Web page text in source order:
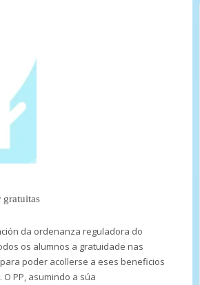
gratuitas
da ordenanza reguladora do
os alumnos a gratuidade nas
poder acollerse a eses beneficios
PP, asumindo a súa